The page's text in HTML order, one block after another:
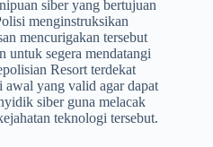
siber yang bertujuan
menginstruksikan
mencurigakan tersebut
untuk segera mendatangi
Resort terdekat
yang valid agar dapat
siber guna melacak
teknologi tersebut.